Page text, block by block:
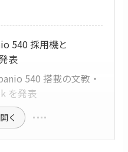
540 採用機と
表
540 搭載の文教・
を発表
く